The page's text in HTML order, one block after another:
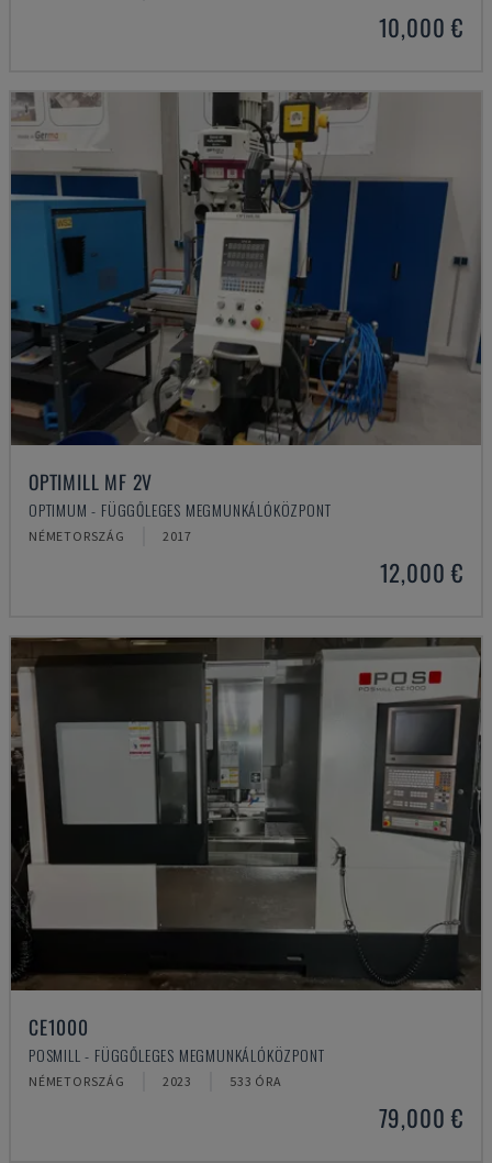
10,000 €
OPTIMILL MF 2V
OPTIMUM - FÜGGŐLEGES MEGMUNKÁLÓKÖZPONT
NÉMETORSZÁG 2017
12,000 €
CE1000
POSMILL - FÜGGŐLEGES MEGMUNKÁLÓKÖZPONT
NÉMETORSZÁG 2023 533 ÓRA
79,000 €